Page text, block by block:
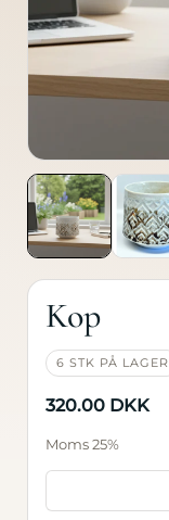
Kop
6 STK PÅ LAGER
320.00 DKK
Moms 25%